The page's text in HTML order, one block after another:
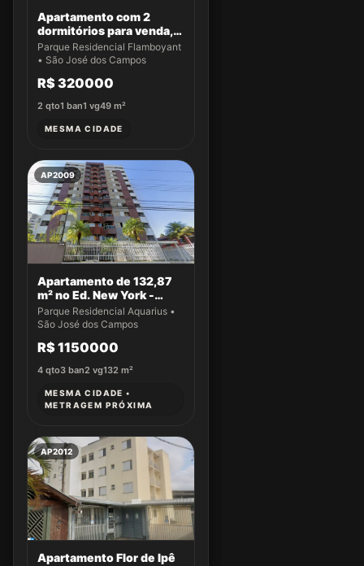
Apartamento com 2
dormitórios para venda,
49 m² por R$ 320.000,00
- Parque Residencial
dos Campos/SP
Parque Residencial Flamboyant
• São José dos Campos
R$ 320000
2 qto1 ban1 vg49 m²
MESMA CIDADE
AP2009
Apartamento de 132,87
m² no Ed. New York -
Apto 14
Parque Residencial Aquarius •
São José dos Campos
R$ 1150000
4 qto3 ban2 vg132 m²
MESMA CIDADE •
METRAGEM PRÓXIMA
AP2012
Apartamento Flor de Ipê